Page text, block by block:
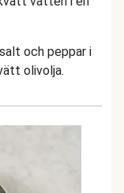
och peppar i
olivolja.